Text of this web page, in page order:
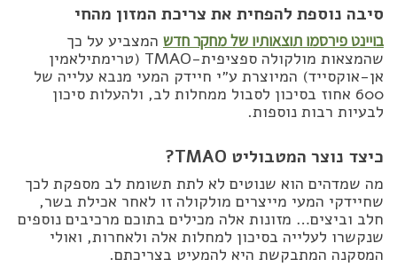
סיבה נוספת להפחית את צריכת המזון מהחי
בויינט פירסמו תוצאותיו של מחקר חדש המצביע על כך
שהמצאות מולקולה ספציפית-TMAO (טרימתילאמין
אן-אוקסייד) המיוצרת ע״י חיידק המעי מנבא עלייה של
600 אחוז בסיכון לסבול ממחלות לב, ולהעלות סיכון
לבעיות רבות נוספות.
כיצד נוצר המטבוליט TMAO?
מה שמדהים הוא שנוטים לא לתת תשומת לב מספקת לכך
שחיידקי המעי מייצרים מולקולה זו לאחר אכילת בשר,
חלב וביצים… מזונות אלה מכילים בתוכם מרכיבים נוספים
שנקשרו לעלייה בסיכון למחלות אלה ולאחרות, ואולי
המסקנה המתבקשת היא להמעיט בצריכתם.